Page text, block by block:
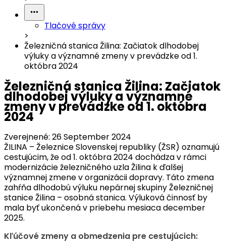
Tlačové správy
>
Železničná stanica Žilina: Začiatok dlhodobej
výluky a významné zmeny v prevádzke od 1.
októbra 2024
Železničná stanica Žilina: Začiatok
dlhodobej výluky a významné
zmeny v prevádzke od 1. októbra
2024
Zverejnené: 26 September 2024
ŽILINA – Železnice Slovenskej republiky (ŽSR) oznamujú
cestujúcim, že od 1. októbra 2024 dochádza v rámci
modernizácie železničného uzla Žilina k ďalšej
významnej zmene v organizácii dopravy. Táto zmena
zahŕňa dlhodobú výluku nepárnej skupiny Železničnej
stanice Žilina – osobná stanica. Výluková činnosť by
mala byť ukončená v priebehu mesiaca december
2025.
Kľúčové zmeny a obmedzenia pre cestujúcich: